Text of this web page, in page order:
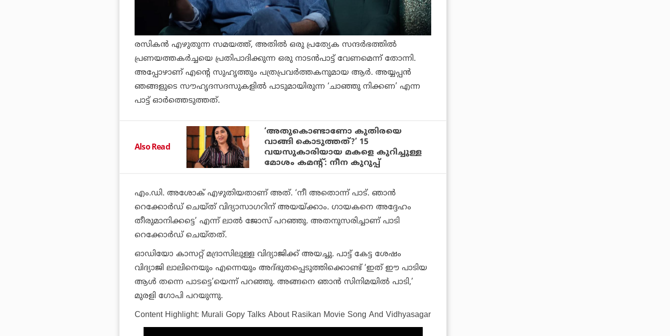
രസികന്‍ എഴുതുന്ന സമയത്ത്, അതില്‍ ഒരു പ്രത്യേക സന്ദര്‍ഭത്തില്‍
പ്രണയത്തകര്‍ച്ചയെ പ്രതിപാദിക്കുന്ന ഒരു നാടന്‍പാട്ട് വേണമെന്ന് തോന്നി.
അപ്പോഴാണ് എന്റെ സുഹൃത്തും പത്രപ്രവര്‍ത്തകനുമായ ആര്‍. അയ്യപ്പന്‍
ഞങ്ങളുടെ സൗഹൃദസദസുകളില്‍ പാടുമായിരുന്ന ‘ചാഞ്ഞു നിക്കണ’ എന്ന
പാട്ട് ഓര്‍ത്തെടുത്തത്.
Also Read
‘അതുകൊണ്ടാണോ കുതിരയെ
വാങ്ങി കൊടുത്തത്?’ 15
വയസുകാരിയായ മകളെ കുറിച്ചുള്ള
മോശം കമന്റ്: നീന കുറുപ്പ്
എം.ഡി. അശോക് എഴുതിയതാണ് അത്. ‘നീ അതൊന്ന് പാട്. ഞാന്‍
റെക്കോര്‍ഡ് ചെയ്ത് വിദ്യാസാഗറിന് അയയ്ക്കാം. ഗായകനെ അദ്ദേഹം
തീരുമാനിക്കട്ടെ’ എന്ന് ലാല്‍ ജോസ് പറഞ്ഞു. അതനുസരിച്ചാണ് പാടി
റെക്കോര്‍ഡ് ചെയ്തത്.
ഓഡിയോ കാസറ്റ് മദ്രാസിലുള്ള വിദ്യാജിക്ക് അയച്ചു. പാട്ട് കേട്ട ശേഷം
വിദ്യാജി ലാലിനെയും എന്നെയും അദ്ഭുതപ്പെടുത്തിക്കൊണ്ട് ‘ഇത് ഈ പാടിയ
ആള്‍ തന്നെ പാടട്ടെ’യെന്ന് പറഞ്ഞു. അങ്ങനെ ഞാന്‍ സിനിമയില്‍ പാടി,’
മുരളി ഗോപി പറയുന്നു.
Content Highlight: Murali Gopy Talks About Rasikan Movie Song And Vidhyasagar